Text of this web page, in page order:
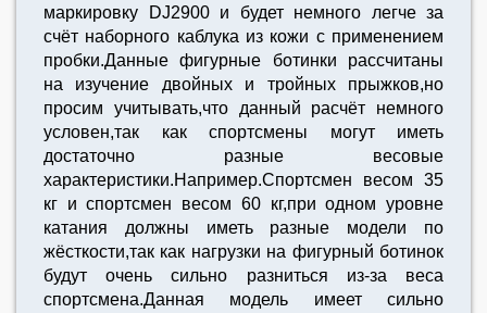
маркировку DJ2900 и будет немного легче за
счёт наборного каблука из кожи с применением
пробки.Данные фигурные ботинки рассчитаны
на изучение двойных и тройных прыжков,но
просим учитывать,что данный расчёт немного
условен,так как спортсмены могут иметь
достаточно разные весовые
характеристики.Например.Спортсмен весом 35
кг и спортсмен весом 60 кг,при одном уровне
катания должны иметь разные модели по
жёсткости,так как нагрузки на фигурный ботинок
будут очень сильно разниться из-за веса
спортсмена.Данная модель имеет сильно